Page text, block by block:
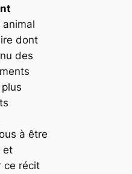
animal
dont
des
à être
et
ce récit